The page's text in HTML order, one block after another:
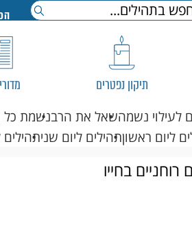
תיקון נפטרים
לעילוי נשמהשאל את הרבנשמת כל
ליום ראשוןתהילים ליום שניתהילים
בחייו